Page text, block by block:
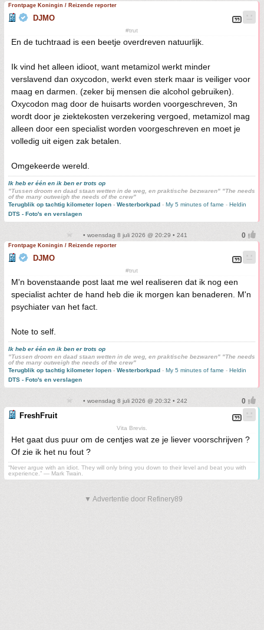
Frontpage Koningin / Reizende reporter
DJMO
#trut
En de tuchtraad is een beetje overdreven natuurlijk.
Ik vind het alleen idioot, want metamizol werkt minder
verslavend dan oxycodon, werkt even sterk maar is veiliger voor
maag en darmen. (zeker bij mensen die alcohol gebruiken).
Oxycodon mag door de huisarts worden voorgeschreven, 3n
wordt door je ziektekosten verzekering vergoed, metamizol mag
alleen door een specialist worden voorgeschreven en moet je
volledig uit eigen zak betalen.
Omgekeerde wereld.
Ik heb er één en ik ben er trots op
"Tussen droom en daad staan wetten in de weg, en praktische bezwaren" "The needs
of the many outweigh the needs of the crew"
Terugblik op tachtig kilometer lopen - Westerborkpad - My 5 minutes of fame - Heldin
DTS - Foto's en verslagen
• woensdag 8 juli 2026 @ 20:29 • 241
Frontpage Koningin / Reizende reporter
DJMO
#trut
M'n bovenstaande post laat me wel realiseren dat ik nog een
specialist achter de hand heb die ik morgen kan benaderen. M'n
psychiater van het fact.
Note to self.
Ik heb er één en ik ben er trots op
"Tussen droom en daad staan wetten in de weg, en praktische bezwaren" "The needs
of the many outweigh the needs of the crew"
Terugblik op tachtig kilometer lopen - Westerborkpad - My 5 minutes of fame - Heldin
DTS - Foto's en verslagen
• woensdag 8 juli 2026 @ 20:32 • 242
FreshFruit
Vita Brevis.
Het gaat dus puur om de centjes wat ze je liever voorschrijven ?
Of zie ik het nu fout ?
“Never argue with an idiot. They will only bring you down to their level and beat you with
experience.” ― Mark Twain.
▼ Advertentie door Refinery89